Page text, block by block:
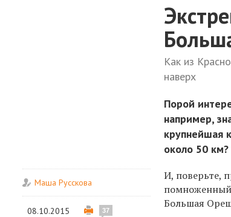
Как из
наверх
Порой
например,
крупнейшая
около 50 км?
Маша Русскова
08.10.2015 37
И, поверьте,
помноженный
Большая